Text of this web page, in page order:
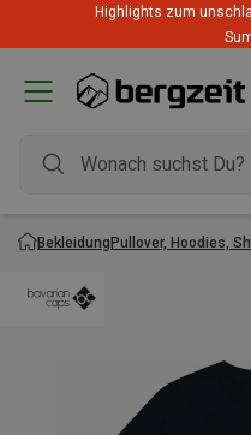
Highlights zum
BekleidungPullover, Hoodies,